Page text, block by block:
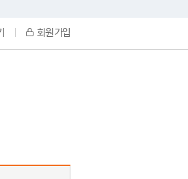
회원 가입